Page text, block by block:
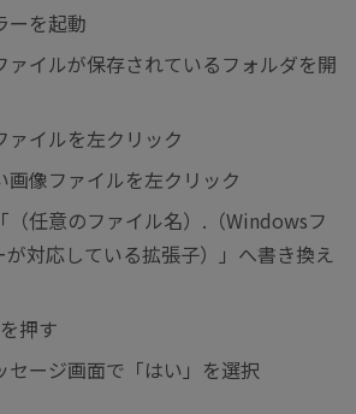
ーを起動
ァイルが保存されているフォルダを開
ァイルを左クリック
画像ファイルを左クリック
（任意のファイル名）.（Windowsフ
が対応している拡張子）」へ書き換え
押す
セージ画面で「はい」を選択